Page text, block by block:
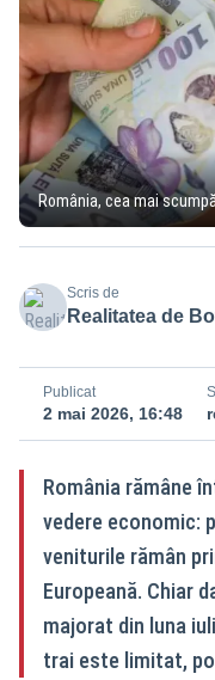
România, cea mai
Scris de
Realitatea de
Publicat
2 mai 2026, 16:48
România rămâne
vedere economic:
veniturile rămân
Europeană. Chiar
majorat din luna
trai este limitat,